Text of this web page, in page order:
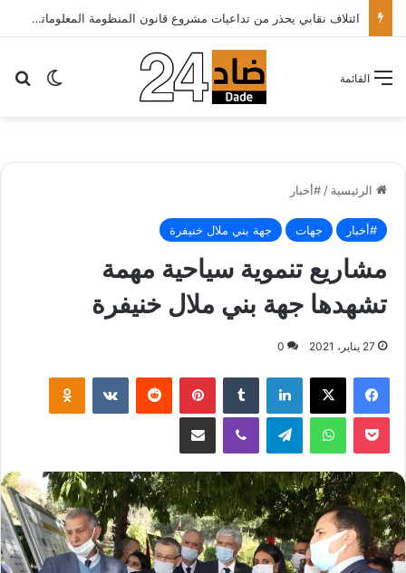
ائتلاف نقابي يحذر من تداعيات مشروع قانون المنظومة المعلوماتية الصحية ويدعو الحكومة إلى إعادة النظر فيه..
الوضع القائمة
الرئيسية / #أخبار
#أخبار جهات جهة بني ملال خنيفرة
مشاريع تنموية سياحية مهمة
تشهدها جهة بني ملال خنيفرة
27 يناير، 2021 0
لينكدإن بينتيريست
‫Pocket واتساب تيلقرام ڤايبر مشاركة عبر البريد